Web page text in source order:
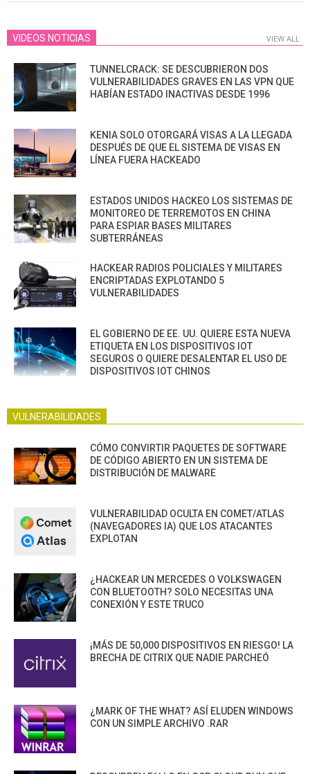
06
VIDEOS NOTICIAS VIEW ALL
TUNNELCRACK: SE DESCUBRIERON DOS
VULNERABILIDADES GRAVES EN LAS VPN QUE
HABÍAN ESTADO INACTIVAS DESDE 1996
KENIA SOLO OTORGARÁ VISAS A LA LLEGADA
DESPUÉS DE QUE EL SISTEMA DE VISAS EN
LÍNEA FUERA HACKEADO
ESTADOS UNIDOS HACKEO LOS SISTEMAS DE
MONITOREO DE TERREMOTOS EN CHINA
PARA ESPIAR BASES MILITARES
SUBTERRÁNEAS
HACKEAR RADIOS POLICIALES Y MILITARES
ENCRIPTADAS EXPLOTANDO 5
VULNERABILIDADES
EL GOBIERNO DE EE. UU. QUIERE ESTA NUEVA
ETIQUETA EN LOS DISPOSITIVOS IOT
SEGUROS O QUIERE DESALENTAR EL USO DE
DISPOSITIVOS IOT CHINOS
VULNERABILIDADES
CÓMO CONVIRTIR PAQUETES DE SOFTWARE
DE CÓDIGO ABIERTO EN UN SISTEMA DE
DISTRIBUCIÓN DE MALWARE
VULNERABILIDAD OCULTA EN COMET/ATLAS
(NAVEGADORES IA) QUE LOS ATACANTES
EXPLOTAN
¿HACKEAR UN MERCEDES O VOLKSWAGEN
CON BLUETOOTH? SOLO NECESITAS UNA
CONEXIÓN Y ESTE TRUCO
¡MÁS DE 50,000 DISPOSITIVOS EN RIESGO! LA
BRECHA DE CITRIX QUE NADIE PARCHEÓ
¿MARK OF THE WHAT? ASÍ ELUDEN WINDOWS
CON UN SIMPLE ARCHIVO .RAR